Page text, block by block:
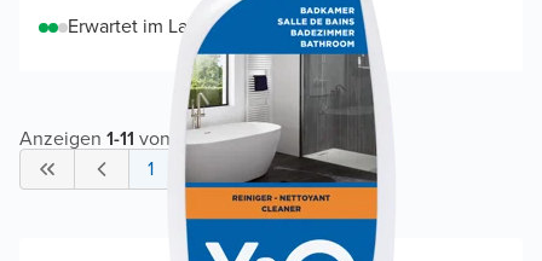
Erwartet im Lager am 07-09-2026
Anzeigen 1-11 von 11
1